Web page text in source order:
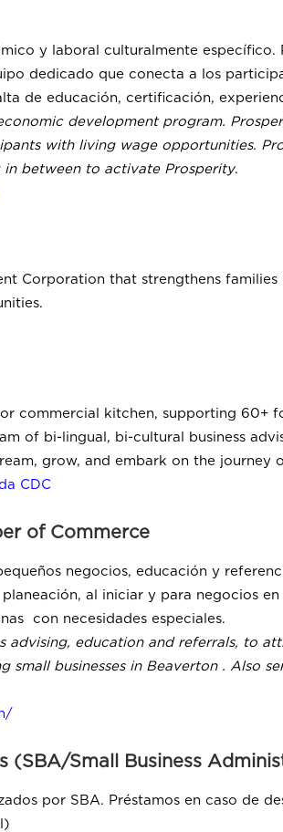
y laboral culturalmente
dedicado que conecta a los
de educación, certificación,
development program.
with living wage opportunities.
between to activate Prosperity.
Corporation that strengthens
commercial kitchen, supporting 60+
of bi-lingual, bi-cultural business
grow, and embark on the journey
CDC
of Commerce
negocios, educación y
al iniciar y para negocios
con necesidades especiales.
advising, education and referrals, to
small businesses in Beaverton . Also
(SBA/Small Business
por SBA. Préstamos en caso de